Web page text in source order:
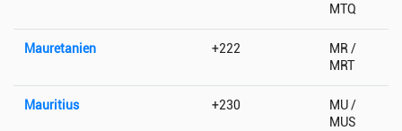
MTQ
Mauretanien +222
MR /
MRT
Mauritius +230
MU /
MUS